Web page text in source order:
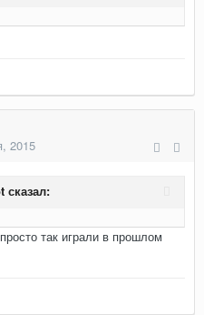
2015
сказал:
так играли в прошлом